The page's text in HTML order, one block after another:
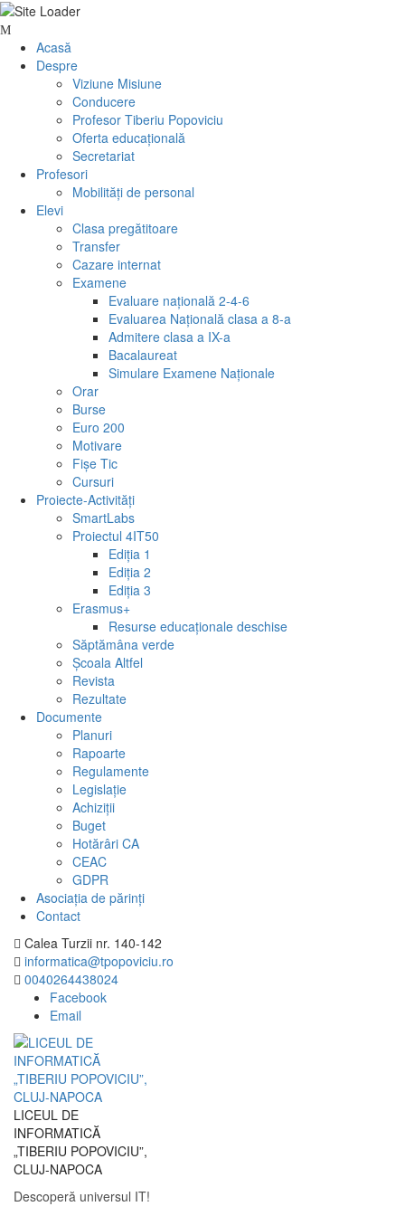
Skip
content
Acasă
Despre
Viziune Misiune
Conducere
Profesor Tiberiu Popoviciu
Oferta educațională
Secretariat
Profesori
Mobilităţi de personal
Elevi
Clasa pregătitoare
Transfer
Cazare internat
Examene
Evaluare națională 2-4-6
Evaluarea Națională clasa a 8-a
Admitere clasa a IX-a
Bacalaureat
Simulare Examene Naționale
Orar
Burse
Euro 200
Motivare
Fişe Tic
Cursuri
Proiecte-Activități
SmartLabs
Proiectul 4IT50
Ediția 1
Ediția 2
Ediția 3
Erasmus+
Resurse educaționale deschise
Săptămâna verde
Școala Altfel
Revista
Rezultate
Documente
Planuri
Rapoarte
Regulamente
Legislație
Achiziții
Buget
Hotărâri CA
CEAC
GDPR
Asociația de părinți
Contact
Calea Turzii nr. 140-142
informatica@tpopoviciu.ro
0040264438024
Facebook
Email
LICEUL DE
INFORMATICĂ
„TIBERIU POPOVICIU”,
CLUJ-NAPOCA
Descoperă universul IT!